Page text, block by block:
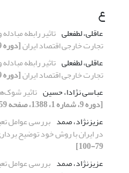
ع
عاقلی، لطفعلی تاثیر رابطه
تجارت خارجی اقتصاد ایران[دوره 9، شماره 2، 1388، صفحه 73-102]
عاقلی، لطفعلی تاثیر رابطه
تجارت خارجی اقتصاد ایران[دوره 9، شماره 2، 1388، صفحه 73-102]
عباسی نژادا، حسین تاثیر
[دوره 9، شماره 1، 1388، صفحه 59-77]
عزیزنژاد، صمد بررسی عوامل
در ایران با روش خود توضیح
79-100]
عزیزنژاد، صمد بررسی عوامل